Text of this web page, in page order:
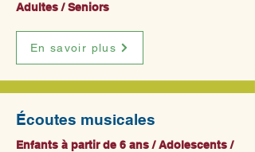
Adultes / Seniors
En savoir plus
Écoutes musicales
Enfants à partir de 6 ans / Adolescents /